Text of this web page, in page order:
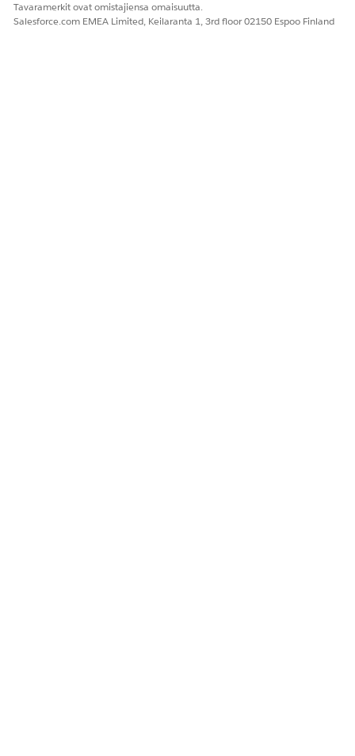
Tavaramerkit ovat omistajiensa omaisuutta.
Salesforce.com EMEA Limited, Keilaranta 1, 3rd floor 02150 Espoo Finland